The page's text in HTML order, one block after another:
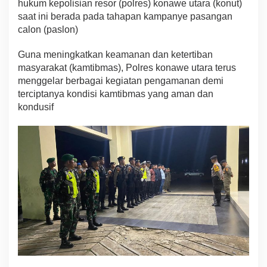
e
r
s
m
a
K
o
d
1
0
D
a
n
S
a
p
o
l
hukum kepolisian resor (polres) konawe utara (konut)
saat ini berada pada tahapan kampanye pasangan
calon (paslon)
Guna meningkatkan keamanan dan ketertiban
masyarakat (kamtibmas), Polres konawe utara terus
menggelar berbagai kegiatan pengamanan demi
terciptanya kondisi kamtibmas yang aman dan
kondusif